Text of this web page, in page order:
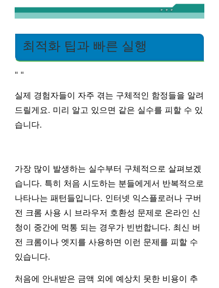
최적화 팁과 빠른 실행
" "
실제 경험자들이 자주 겪는 구체적인 함정들을 알려
드릴게요. 미리 알고 있으면 같은 실수를 피할 수 있
습니다.
가장 많이 발생하는 실수부터 구체적으로 살펴보겠
습니다. 특히 처음 시도하는 분들에게서 반복적으로
나타나는 패턴들입니다. 인터넷 익스플로러나 구버
전 크롬 사용 시 브라우저 호환성 문제로 온라인 신
청이 중간에 먹통 되는 경우가 빈번합니다. 최신 버
전 크롬이나 엣지를 사용하면 이런 문제를 피할 수
있습니다.
처음에 안내받은 금액 외에 예상치 못한 비용이 추